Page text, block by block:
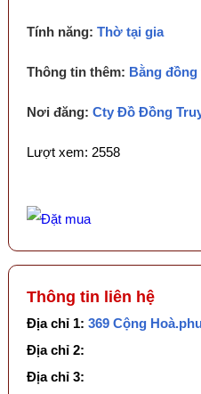
Tính năng: Thờ tại gia
Thông tin thêm: Bằng
Nơi đăng: Cty Đồ Đồng
Lượt xem: 2558
Thông tin liên hệ
Địa chỉ 1: 369 Cộng
Địa chỉ 2:
Địa chỉ 3: